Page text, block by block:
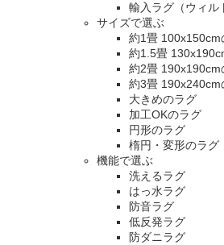
輸入ラグ（ウィル
サイズで選ぶ
約1畳 100x150cm
約1.5畳
約2畳 190x190cm
約3畳 190x240cm
大きめのラグ
加工OKのラグ
円形のラグ
楕円・変形のラグ
機能で選ぶ
洗えるラグ
はっ水ラグ
防音ラグ
低反発ラグ
防ダニラグ